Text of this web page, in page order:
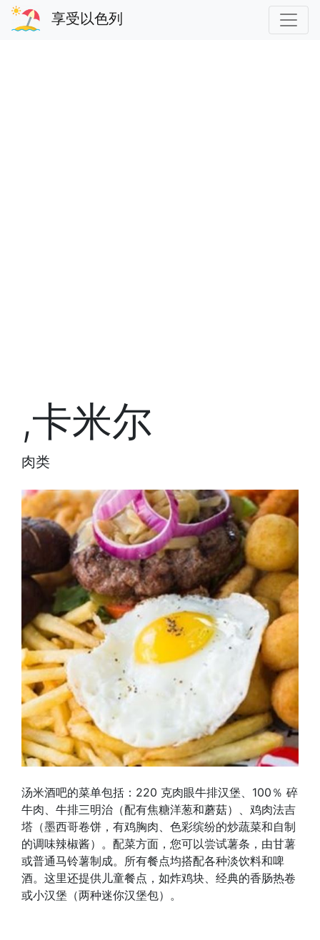
享受以色列
,卡米尔
肉类
汤米酒吧的菜单包括：220 克肉眼牛排汉堡、100％ 碎
牛肉、牛排三明治（配有焦糖洋葱和蘑菇）、鸡肉法吉
塔（墨西哥卷饼，有鸡胸肉、色彩缤纷的炒蔬菜和自制
的调味辣椒酱）。配菜方面，您可以尝试薯条，由甘薯
或普通马铃薯制成。所有餐点均搭配各种淡饮料和啤
酒。这里还提供儿童餐点，如炸鸡块、经典的香肠热卷
或小汉堡（两种迷你汉堡包）。